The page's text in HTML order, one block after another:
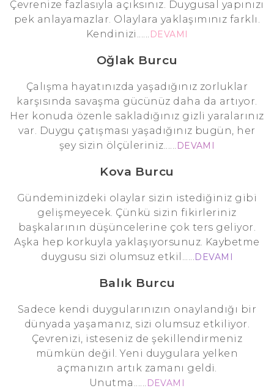
Çevrenize fazlasıyla açıksınız. Duygusal yapınızı
pek anlayamazlar. Olaylara yaklaşımınız farklı.
Kendinizi...... DEVAMI
Oğlak Burcu
Çalışma hayatınızda yaşadığınız zorluklar
karşısında savaşma gücünüz daha da artıyor.
Her konuda özenle sakladığınız gizli yaralarınız
var. Duygu çatışması yaşadığınız bugün, her
şey sizin ölçüleriniz...... DEVAMI
Kova Burcu
Gündeminizdeki olaylar sizin istediğiniz gibi
gelişmeyecek. Çünkü sizin fikirleriniz
başkalarının düşüncelerine çok ters geliyor.
Aşka hep korkuyla yaklaşıyorsunuz. Kaybetme
duygusu sizi olumsuz etkil......DEVAMI
Balık Burcu
Sadece kendi duygularınızın onaylandığı bir
dünyada yaşamanız, sizi olumsuz etkiliyor.
Çevrenizi, isteseniz de şekillendirmeniz
mümkün değil. Yeni duygulara yelken
açmanızın artık zamanı geldi.
Unutma...... DEVAMI